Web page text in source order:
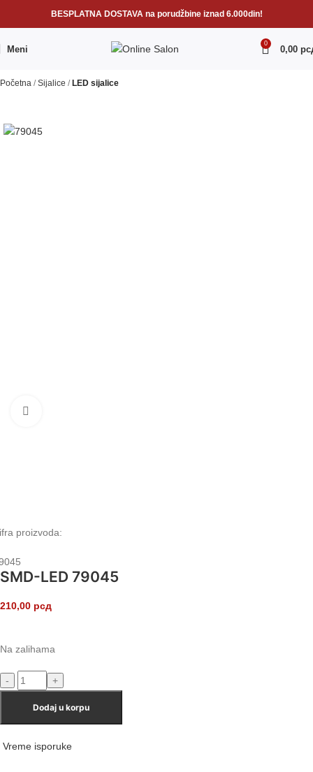
BESPLATNA DOSTAVA na porudžbine iznad 6.000din!
Meni
0
0,00
Početna Sijalice LED sijalice
proizvoda:
SMD-LED 79045
210,00 рсд
Na zalihama
Dodaj u korpu
Vreme isporuke